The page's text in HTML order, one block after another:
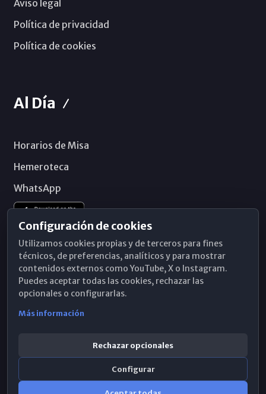
Aviso legal
Política de privacidad
Política de cookies
Al Día
Horarios de Misa
Hemeroteca
WhatsApp
Configuración de cookies
Utilizamos cookies propias y de terceros para fines
técnicos, de preferencias, analíticos y para mostrar
contenidos externos como YouTube, X o Instagram.
Puedes aceptar todas las cookies, rechazar las
opcionales o configurarlas.
Más información
Rechazar opcionales
Configurar